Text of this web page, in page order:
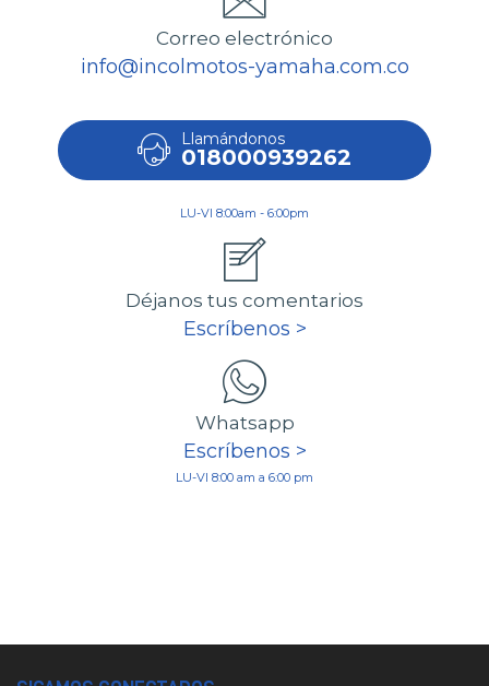
Correo electrónico
info@incolmotos-yamaha.com.co
Llamándonos
018000939262
LU-VI 8:00am - 6:00pm
Déjanos tus comentarios
Escríbenos >
Whatsapp
Escríbenos >
LU-VI 8:00 am a 6:00 pm